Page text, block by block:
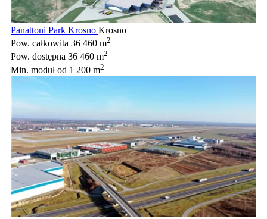
Panattoni Park Krosno Krosno
Pow. całkowita 36 460 m2
Pow. dostępna 36 460 m2
Min. modułod 1 200 m2